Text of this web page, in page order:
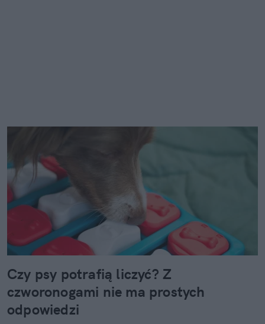
Czy psy potrafią liczyć? Z
czworonogami nie ma prostych
odpowiedzi